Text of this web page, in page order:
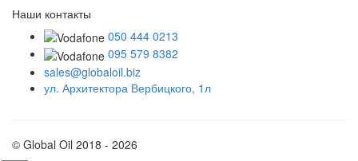
Наши контакты
050 444 0213
095 579 8382
sales@globaloil.biz
ул. Архитектора Вербицкого, 1л
© Global Oil 2018 - 2026